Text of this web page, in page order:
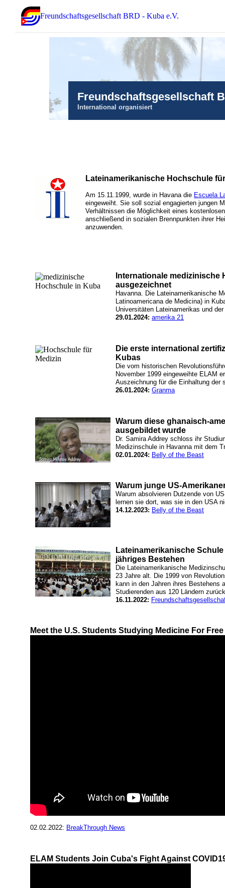
Freundschaftsgesellschaft BRD - Kuba e.V.
Freundschaftsgesellschaft
International organisiert
Lateinamerikanische Hochschule
Am 15.11.1999, wurde in Havana die Escuela
eingeweiht. Sie soll sozial engagierten jungen
Verhältnissen die Möglichkeit eines
anschließend in sozialen Brennpunkten ihrer
anzuwenden.
Internationale
ausgezeichnet
Havanna. Die Lateinamerikanische
Latinoamericana de Medicina) in
Universitäten Lateinamerikas und
29.01.2024: amerika 21
Die erste international
Kubas
Die vom historischen
November 1999 eingeweihte ELAM
Auszeichnung für die Einhaltung der
26.01.2024: Granma
Warum diese ghanaisch-
ausgebildet wurde
Dr. Samira Addrey schloss ihr
Medizinschule in Havanna mit dem
02.01.2024: Belly of the Beast
Warum junge US-
Warum absolvieren Dutzende von
lernen sie dort, was sie in den USA
14.12.2023: Belly of the Beast
Lateinamerikanische
jähriges Bestehen
Die Lateinamerikanische
23 Jahre alt. Die 1999 von
kann in den Jahren ihres Bestehens
Studierenden aus 120 Ländern
16.11.2022:
Meet the U.S. Students Studying Medicine For
02.02.2022: BreakThrough News
ELAM Students Join Cuba's Fight Against